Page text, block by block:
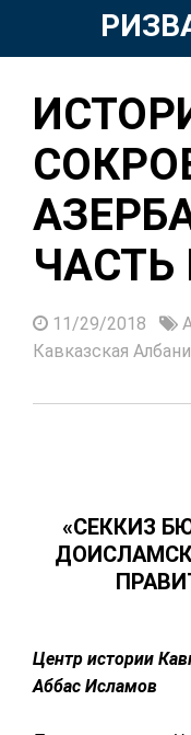
ЧАСТЬ
11/29/2018
Кавказская
«СЕККИЗ
Центр истории
Аббас Исламов